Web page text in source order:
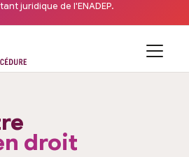
juridique de l'ENADEP.
droit